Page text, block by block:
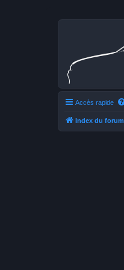
Accès rapide
Index du forum